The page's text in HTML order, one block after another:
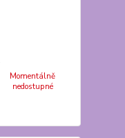
Momentálně
nedostupné